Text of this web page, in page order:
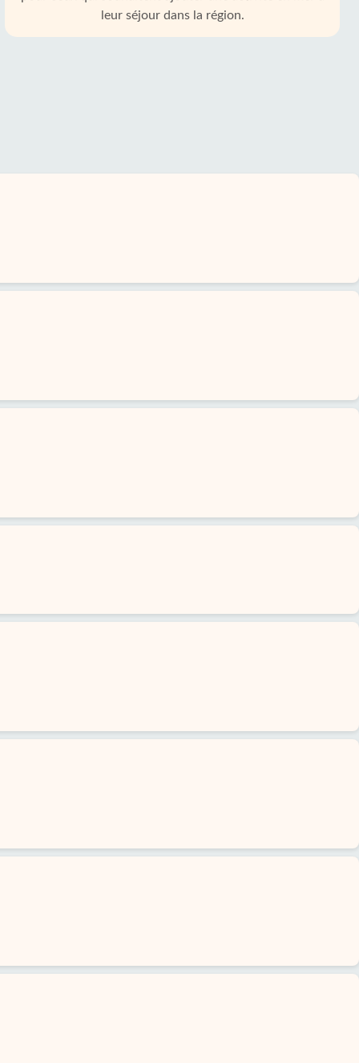
leur séjour dans la région.